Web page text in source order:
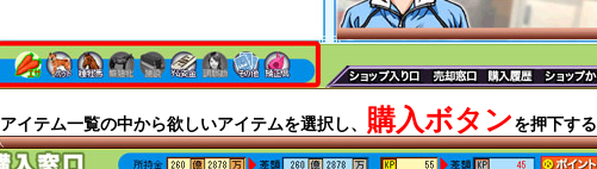
アイテム一覧の中から欲しいアイテムを選択し、 購入ボタン を押下す